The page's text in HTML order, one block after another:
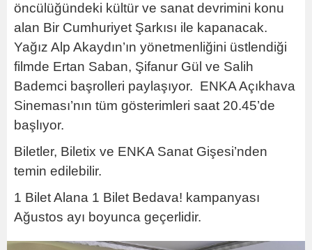
öncülüğündeki kültür ve sanat devrimini konu
alan Bir Cumhuriyet Şarkısı ile kapanacak.
Yağız Alp Akaydın’ın yönetmenliğini üstlendiği
filmde Ertan Saban, Şifanur Gül ve Salih
Bademci başrolleri paylaşıyor. ENKA Açıkhava
Sineması’nın tüm gösterimleri saat 20.45’de
başlıyor.
Biletler, Biletix ve ENKA Sanat Gişesi’nden
temin edilebilir.
1 Bilet Alana 1 Bilet Bedava! kampanyası
Ağustos ayı boyunca geçerlidir.